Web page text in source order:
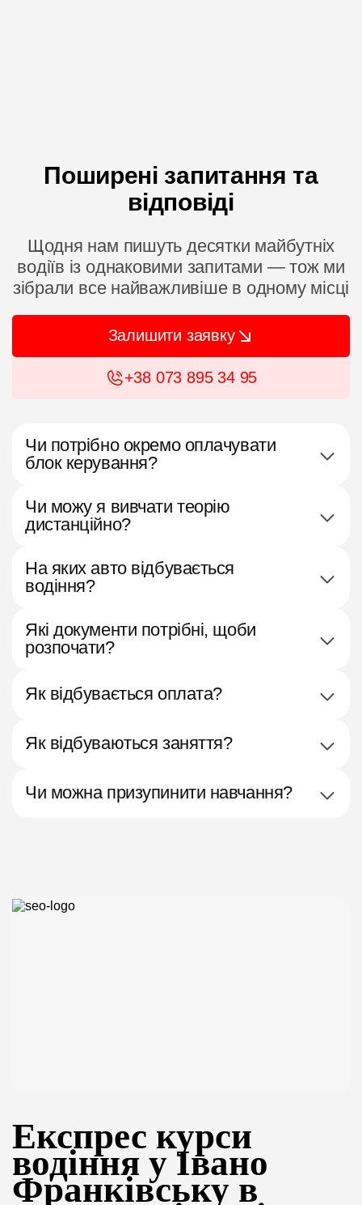
Поширені запитання та
відповіді
Щодня нам пишуть десятки майбутніх
водіїв із однаковими запитами — тож ми
зібрали все найважливіше в одному місці
Залишити заявку
+38 073 895 34 95
Чи потрібно окремо оплачувати
блок керування?
Чи можу я вивчати теорію
дистанційно?
На яких авто відбувається
водіння?
Які документи потрібні, щоби
розпочати?
Як відбувається оплата?
Як відбуваються заняття?
Чи можна призупинити навчання?
Експрес курси
водіння у Івано
Франківську в